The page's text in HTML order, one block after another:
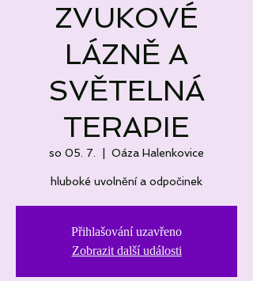
ZVUKOVÉ
LÁZNĚ A
SVĚTELNÁ
TERAPIE
so 05. 7. Oáza Halenkovice
hluboké uvolnění a odpočinek
Přihlašování uzavřeno
Zobrazit další události